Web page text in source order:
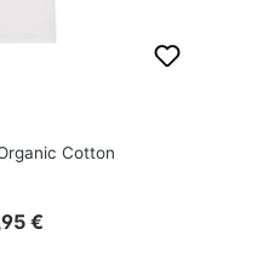
Cotton
Preis:
€